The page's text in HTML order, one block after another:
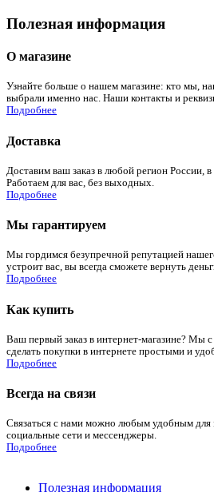
Полезная информация
О магазине
Узнайте больше о нашем магазине: кто мы,
выбрали именно нас. Наши контакты и
Подробнее
Доставка
Доставим ваш заказ в любой регион России, в
Работаем для вас, без выходных.
Подробнее
Мы гарантируем
Мы гордимся безупречной репутацией
устроит вас, вы всегда сможете вернуть
Подробнее
Как купить
Ваш первый заказ в интернет-магазине? Мы
сделать покупки в интернете простыми и
Подробнее
Всегда на связи
Связаться с нами можно любым удобным для
социальные сети и мессенджеры.
Подробнее
Полезная информация